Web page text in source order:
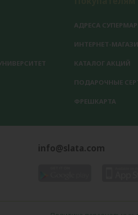
АДРЕСА
ИНТЕРНЕТ-
КАТАЛОГ АКЦИЙ
ПОДАРОЧНЫЕ
ФРЕШКАРТА
info@slata.com